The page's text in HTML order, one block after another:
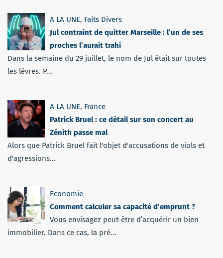
A LA UNE, Faits Divers
Jul contraint de quitter Marseille : l’un de ses
proches l’aurait trahi
Dans la semaine du 29 juillet, le nom de Jul était sur toutes
les lèvres. P...
A LA UNE, France
Patrick Bruel : ce détail sur son concert au
Zénith passe mal
Alors que Patrick Bruel fait l'objet d'accusations de viols et
d'agressions...
Economie
Comment calculer sa capacité d’emprunt ?
Vous envisagez peut-être d’acquérir un bien
immobilier. Dans ce cas, la pré...